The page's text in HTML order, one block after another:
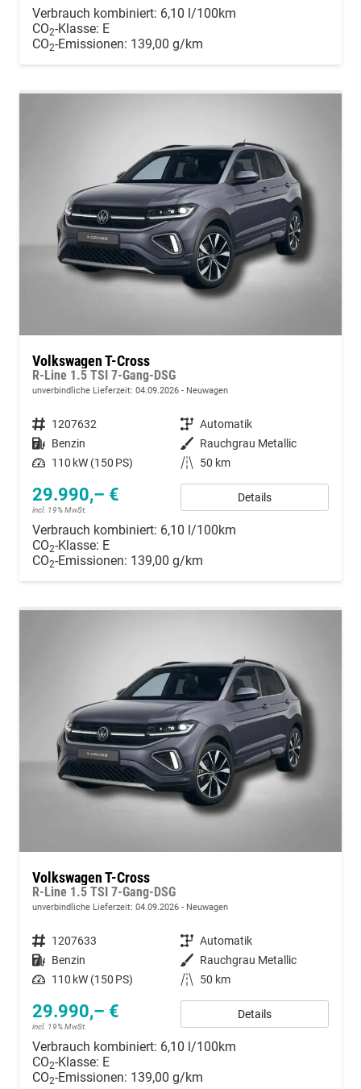
Verbrauch kombiniert: 6,10 l/100km
CO2-Klasse: E
CO2-Emissionen: 139,00 g/km
Volkswagen T-Cross
R-Line 1.5 TSI 7-Gang-DSG
unverbindliche Lieferzeit: 04.09.2026 Neuwagen
Fahrzeugnummer 1207632 Getriebe Automatik
Kraftstoff Benzin Außenfarbe Rauchgrau Metallic
Leistung 110 kW (150 PS) Kilometerstand 50 km
29.990,– €
incl. 19% MwSt.
Details
Verbrauch kombiniert: 6,10 l/100km
CO2-Klasse: E
CO2-Emissionen: 139,00 g/km
Volkswagen T-Cross
R-Line 1.5 TSI 7-Gang-DSG
unverbindliche Lieferzeit: 04.09.2026 Neuwagen
Fahrzeugnummer 1207633 Getriebe Automatik
Kraftstoff Benzin Außenfarbe Rauchgrau Metallic
Leistung 110 kW (150 PS) Kilometerstand 50 km
29.990,– €
incl. 19% MwSt.
Details
Verbrauch kombiniert: 6,10 l/100km
CO2-Klasse: E
CO2-Emissionen: 139,00 g/km